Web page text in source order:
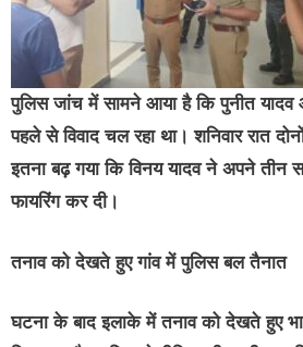
पुलिस जांच में सामने आया है कि पुनीत यादव
पहले से विवाद चल रहा था। शनिवार रात
इतना बढ़ गया कि विनय यादव ने अपने तीन
फायरिंग कर दी।
तनाव को देखते हुए गांव में पुलिस बल तैनात
घटना के बाद इलाके में तनाव को देखते हुए